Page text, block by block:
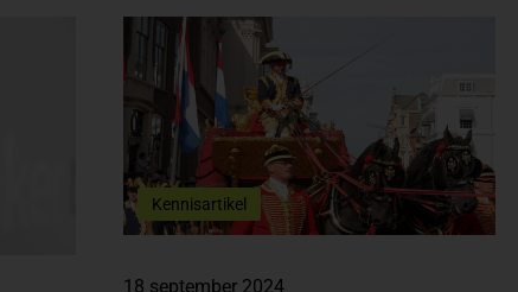
Kennisartikel
18 september 2024